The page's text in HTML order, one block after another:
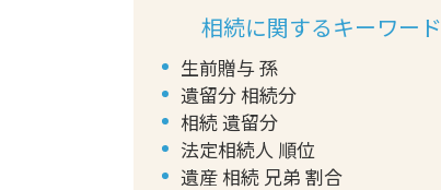
相続に関するキーワード
生前贈与 孫
遺留分 相続分
相続 遺留分
法定相続人 順位
遺産 相続 兄弟 割合